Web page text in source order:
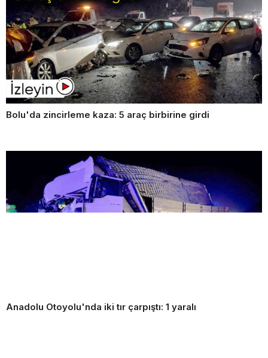
Bolu'da zincirleme kaza: 5 araç birbirine girdi
Anadolu Otoyolu'nda iki tır çarpıştı: 1 yaralı